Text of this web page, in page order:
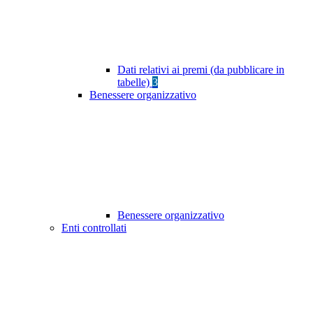
Dati relativi ai premi (da pubblicare in
tabelle) 3
Benessere organizzativo
Benessere organizzativo
Enti controllati